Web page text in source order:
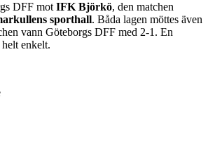
DFF mot IFK Björkö, den matchen
sporthall. Båda lagen möttes även
vann Göteborgs DFF med 2-1. En
enkelt.